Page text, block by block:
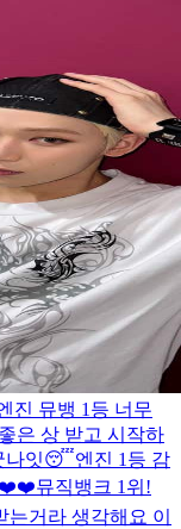
진 뮤뱅 1등 너무
은 상 받고 시작하
나잇😴엔진 1등 감
❤️❤️뮤직뱅크 1위!
거라 생각해요 이